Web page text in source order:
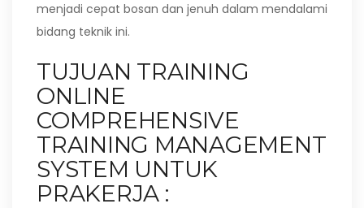
menjadi cepat bosan dan jenuh dalam mendalami
bidang teknik ini.
TUJUAN TRAINING
ONLINE
COMPREHENSIVE
TRAINING MANAGEMENT
SYSTEM UNTUK
PRAKERJA :